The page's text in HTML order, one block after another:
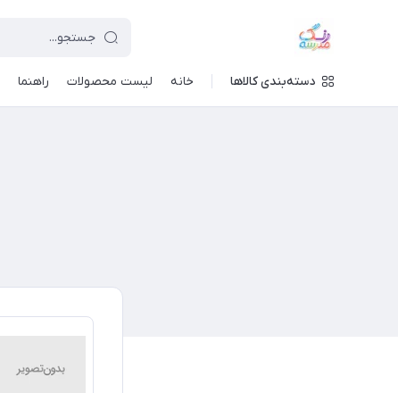
دسته‌بندی کالاها خانه لیست محصولات راهنما